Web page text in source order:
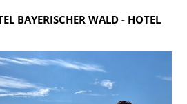
BAYERISCHER WALD- HOTEL